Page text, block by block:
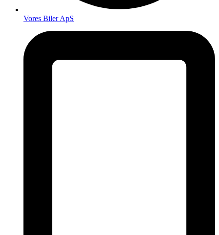
Vores Biler ApS